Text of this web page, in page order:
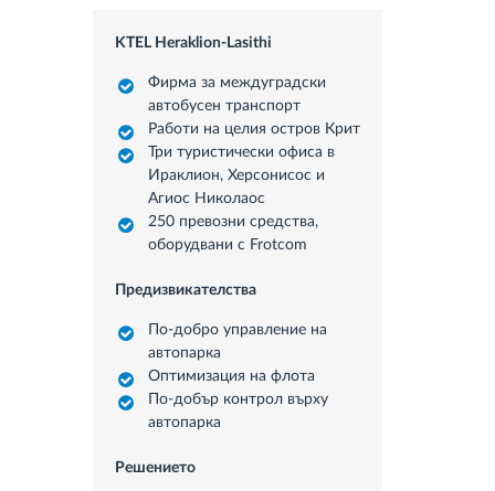
KTEL Heraklion-Lasithi
Фирма за междуградски
автобусен транспорт
Работи на целия остров Крит
Три туристически офиса в
Ираклион, Херсонисос и
Агиос Николаос
250 превозни средства,
оборудвани с Frotcom
Предизвикателства
По-добро управление на
автопарка
Оптимизация на флота
По-добър контрол върху
автопарка
Решението